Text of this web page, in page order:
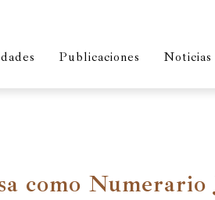
Publicaciones Noticias
como Numerario